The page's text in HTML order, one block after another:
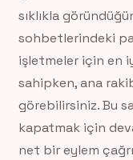
sıklıkla
sohbetlerindeki
işletmeler için en
sahipken, ana
görebilirsiniz. Bu
kapatmak için
net bir eylem